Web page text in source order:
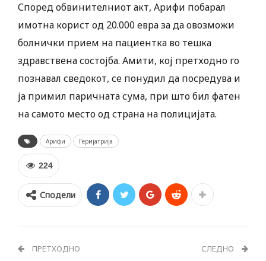
Според обвинителниот акт, Арифи побарал
имотна корист од 20.000 евра за да овозможи
болнички прием на пациентка во тешка
здравствена состојба. Амити, кој претходно го
познавал сведокот, се понудил да посредува и
ја примил паричната сума, при што бил фатен
на самото место од страна на полицијата.
Арифи Геријатрија
224
Сподели
ПРЕТХОДНО СЛЕДНО